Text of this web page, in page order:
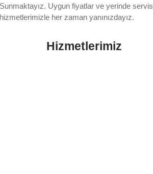
Sunmaktayız. Uygun fiyatlar ve yerinde servis
hizmetlerimizle her zaman yanınızdayız.
Hizmetlerimiz